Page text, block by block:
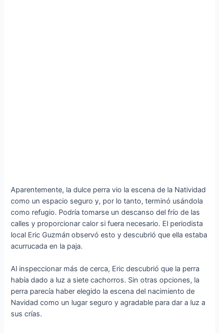
Aparentemente, la dulce perra vio la escena de la Natividad
como un espacio seguro y, por lo tanto, terminó usándola
como refugio. Podría tomarse un descanso del frío de las
calles y proporcionar calor si fuera necesario. El periodista
local Eric Guzmáп observó esto y descubrió que ella estaba
acurrucada en la paja.
Al inspeccionar más de cerca, Eric descubrió que la perra
había dado a luz a siete cachorros. Sin otras opciones, la
perra parecía haber elegido la escena del nacimiento de
Navidad como un lugar seguro y agradable para dar a luz a
sus crías.